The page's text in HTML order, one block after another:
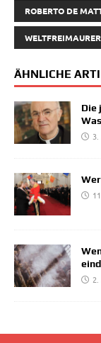
ROBERTO DE
ÄHNLICHE
Die